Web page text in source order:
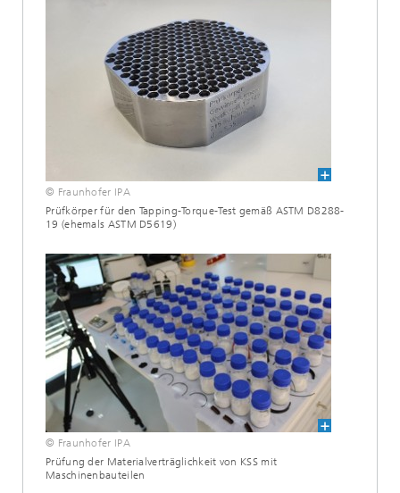
© Fraunhofer IPA
Prüfkörper für den Tapping-Torque-Test gemäß ASTM D8288-
19 (ehemals ASTM D5619)
© Fraunhofer IPA
Prüfung der Materialverträglichkeit von KSS mit
Maschinenbauteilen